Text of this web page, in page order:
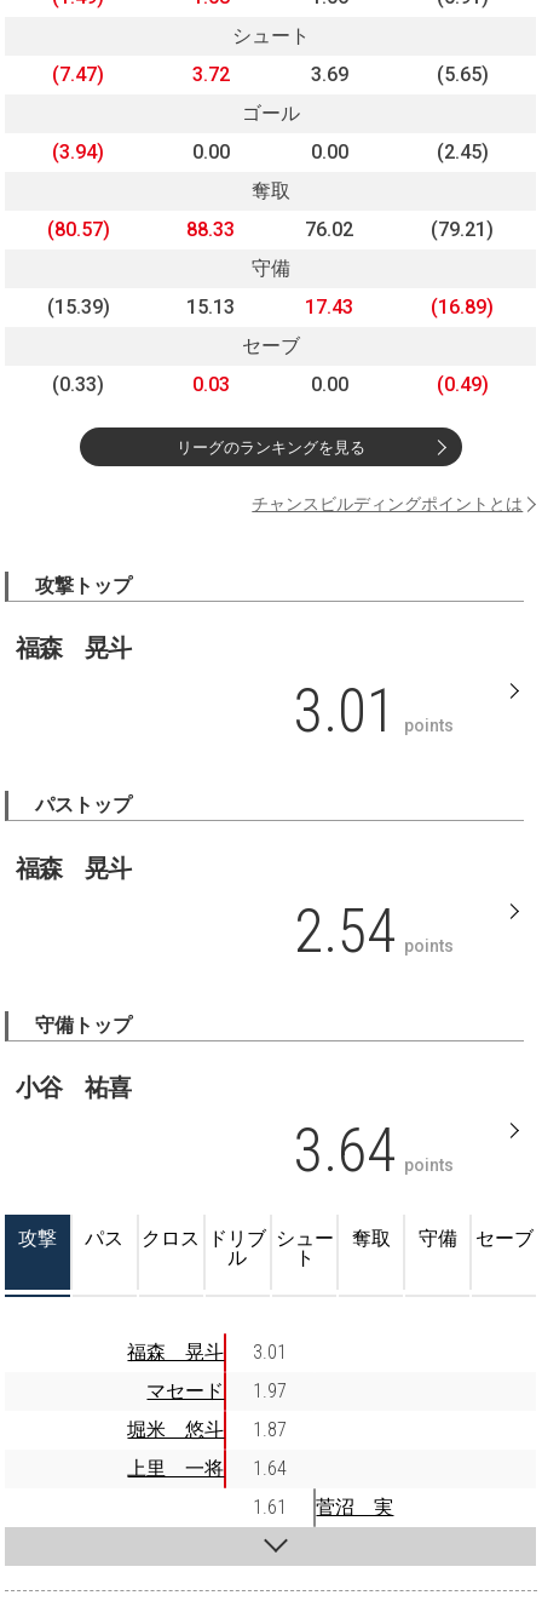
シュート
(7.47)
3.72 3.69
(5.65)
ゴール
(3.94)
0.00 0.00
(2.45)
奪取
(80.57)
88.33 76.02
(79.21)
守備
(15.39)
15.13 17.43
(16.89)
セーブ
(0.33)
0.03 0.00 (0.49)
リーグのランキングを見る
チャンスビルディングポイントとは
攻撃トップ
福森 晃斗
3.01 points
パストップ
福森 晃斗
2.54 points
守備トップ
小谷 祐喜
3.64 points
攻撃 パス クロス
ドリブ
ル
シュー
ト
奪取 守備 セーブ
福森 晃斗
3.01
マセード
1.97
堀米 悠斗
1.87
上里 一将
1.64
1.61
菅沼 実